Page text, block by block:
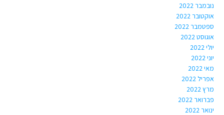
נובמבר 2022
אוקטובר 2022
ספטמבר 2022
אוגוסט 2022
יולי 2022
יוני 2022
מאי 2022
אפריל 2022
מרץ 2022
פברואר 2022
ינואר 2022